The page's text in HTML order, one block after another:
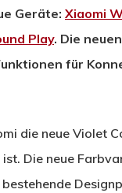
ESC zum
Geräte: Xiaomi
Play. Die
für
die neue Violet
Die neue